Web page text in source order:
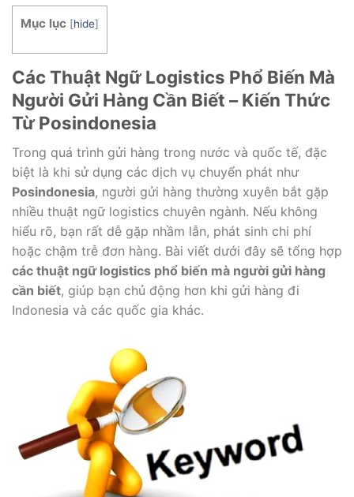
Mục lục [hide]
Các Thuật Ngữ Logistics Phổ Biến Mà
Người Gửi Hàng Cần Biết – Kiến Thức
Từ Posindonesia
Trong quá trình gửi hàng trong nước và quốc tế, đặc
biệt là khi sử dụng các dịch vụ chuyển phát như
Posindonesia, người gửi hàng thường xuyên bắt gặp
nhiều thuật ngữ logistics chuyên ngành. Nếu không
hiểu rõ, bạn rất dễ gặp nhầm lẫn, phát sinh chi phí
hoặc chậm trễ đơn hàng. Bài viết dưới đây sẽ tổng hợp
các thuật ngữ logistics phổ biến mà người gửi hàng
cần biết, giúp bạn chủ động hơn khi gửi hàng đi
Indonesia và các quốc gia khác.